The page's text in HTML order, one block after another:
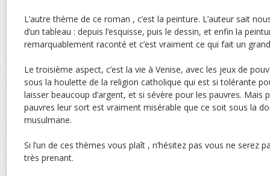
L’autre thème de ce roman , c’est la peinture. L’auteur sait
d’un tableau : depuis l’esquisse, puis le dessin, et enfin la
remarquablement raconté et c’est vraiment ce qui fait un
Le troisième aspect, c’est la vie à Venise, avec les jeux de
sous la houlette de la religion catholique qui est si tolérante
laisser beaucoup d’argent, et si sévère pour les pauvres. Mais
pauvres leur sort est vraiment misérable que ce soit sous la
musulmane.
Si l’un de ces thèmes vous plaît , n’hésitez pas vous ne serez
très prenant.